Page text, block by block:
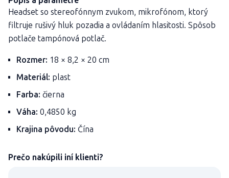
Headset so stereofónnym zvukom, mikrofónom, ktorý
filtruje rušivý hluk pozadia a ovládaním hlasitosti. Spôsob
potlače tampónová potlač.
Rozmer: 18 × 8,2 × 20 cm
Materiál: plast
Farba: čierna
Váha: 0,4850 kg
Krajina pôvodu: Čína
Prečo nakúpili iní klienti?